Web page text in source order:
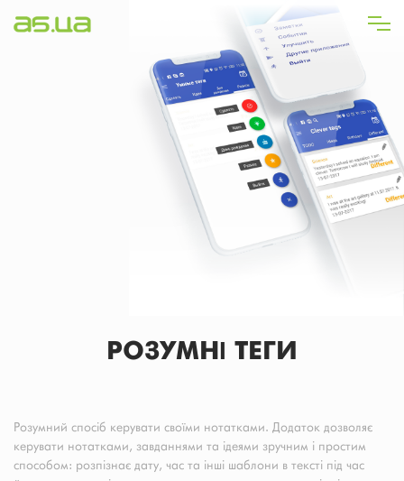
РОЗУМНІ ТЕГИ
Розумний спосіб керувати своїми нотатками. Додаток дозволяє
керувати нотатками, завданнями та ідеями зручним і простим
способом: розпізнає дату, час та інші шаблони в тексті під час